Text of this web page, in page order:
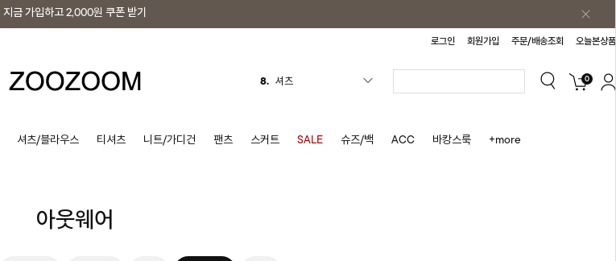
지금 가입하고 2,000원 쿠폰 받기
로그인 회원가입 주문/배송조회 오늘본상품
8. 셔츠
10.
0
셔츠/블라우스 티셔츠 니트/가디건 팬츠 스커트 SALE 슈즈/백 ACC 바캉스룩 +more
아웃웨어